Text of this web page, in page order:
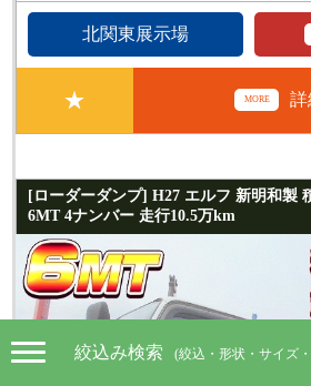
北関東展示場
★ MORE 詳
[ローダーダンプ] H27 エルフ 新明和製
6MT 4ナンバー 走行10.5万km
絞込み検索 (絞込・形状・サイズ